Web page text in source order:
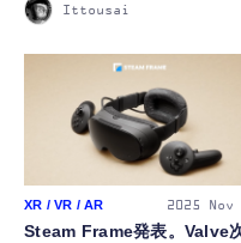
Ittousai
XR / VR / AR 2025 Nov
Steam Frame発表。Valve